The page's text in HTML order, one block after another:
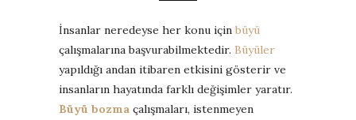
İnsanlar neredeyse her konu için büyü
çalışmalarına başvurabilmektedir. Büyüler
yapıldığı andan itibaren etkisini gösterir ve
insanların hayatında farklı değişimler yaratır.
Büyü bozma çalışmaları, istenmeyen